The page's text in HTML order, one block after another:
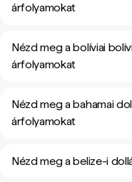
árfolyamokat
Nézd meg a bolíviai
árfolyamokat
Nézd meg a bahamai
árfolyamokat
Nézd meg a belize-i